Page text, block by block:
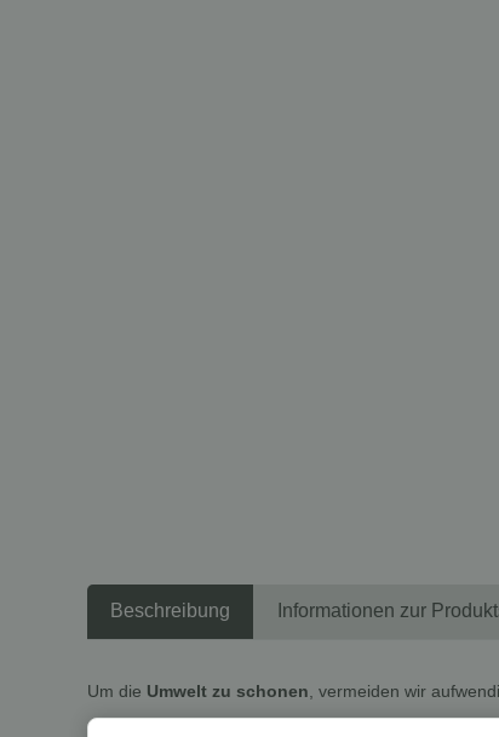
Beschreibung Informationen zur
Um die Umwelt zu schonen , vermeiden wir